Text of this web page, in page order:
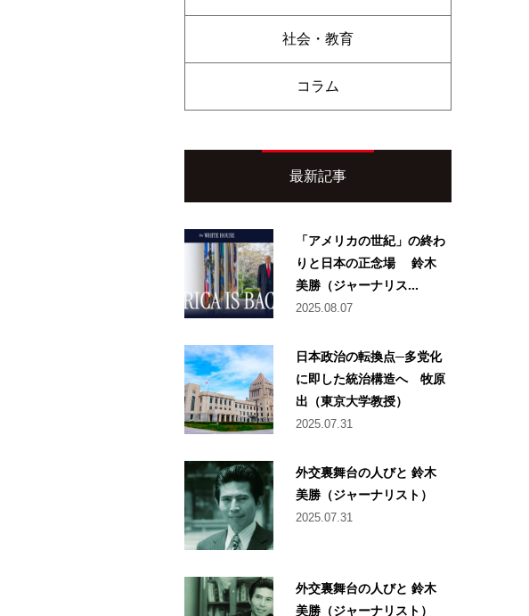
社会・教育
コラム
最新記事
「アメリカの世紀」の終わ
りと日本の正念場 鈴木
美勝（ジャーナリス...
2025.08.07
日本政治の転換点─多党化
に即した統治構造へ 牧原
出（東京大学教授）
2025.07.31
外交裏舞台の人びと 鈴木
美勝（ジャーナリスト）
2025.07.31
外交裏舞台の人びと 鈴木
美勝（ジャーナリスト）